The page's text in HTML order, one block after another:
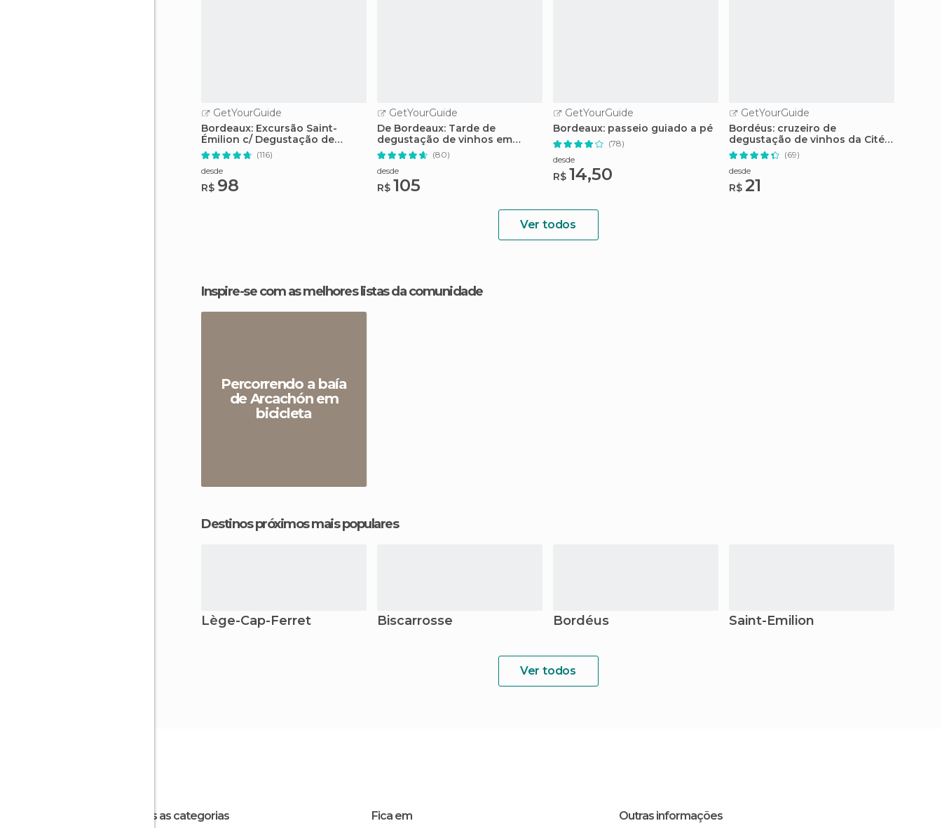
GetYourGuide
Bordeaux: Excursão Saint-
Émilion c/ Degustação de
Vinhos
(116)
desde
R$ 98
GetYourGuide
De Bordeaux: Tarde de
degustação de vinhos em
Saint-Emilion
(80)
desde
R$ 105
GetYourGuide
Bordeaux: passeio guiado a pé
(78)
desde
R$ 14,50
GetYourGuide
Bordéus: cruzeiro de
degustação de vinhos da Cité
du Vin
(69)
desde
R$ 21
Ver todos
Inspire-se com as melhores listas da comunidade
Percorrendo a baía
de Arcachón em
bicicleta
Destinos próximos mais populares
Lège-Cap-Ferret Biscarrosse Bordéus Saint-Émilion
Ver todos
Todas as categorias Fica em Outras informações